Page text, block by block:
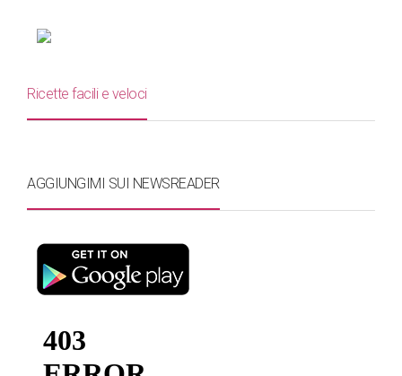
Ricette facili e veloci
AGGIUNGIMI SUI NEWSREADER